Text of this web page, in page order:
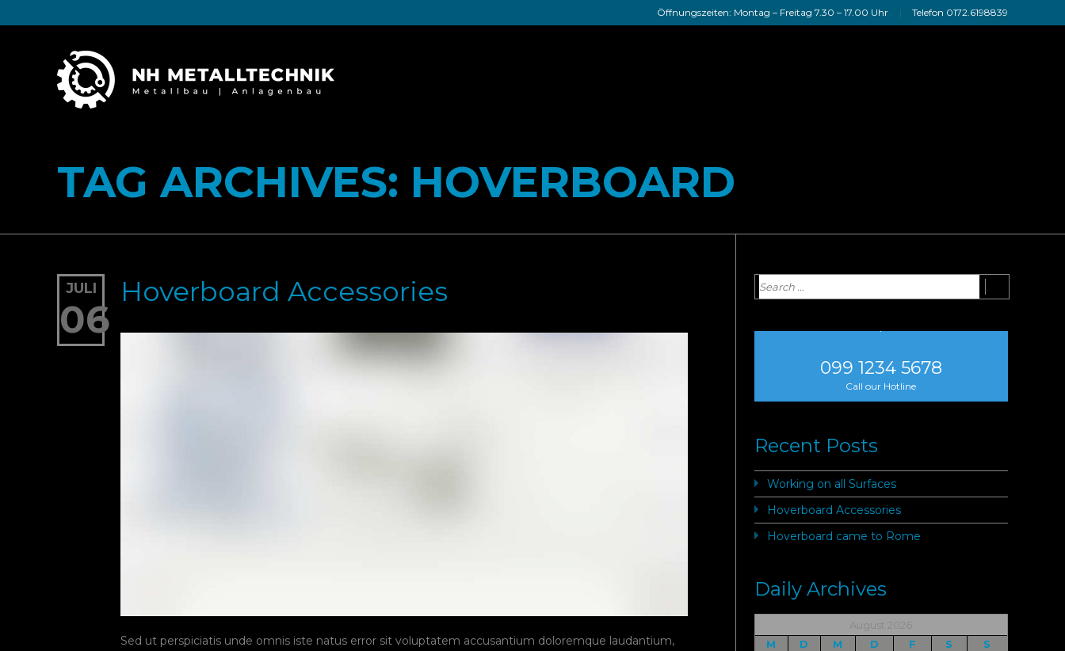
Öffnungszeiten: Montag – Freitag 7.30 – 17.00 Uhr Telefon 0172.6198839
TAG ARCHIVES: HOVERBOARD
JULI
06
Hoverboard Accessories
Sed ut perspiciatis unde omnis iste natus error sit voluptatem accusantium doloremque laudantium,
099 1234 5678
Call our Hotline
Recent Posts
Working on all Surfaces
Hoverboard Accessories
Hoverboard came to Rome
Daily Archives
August 2026
M
D M D F S
S